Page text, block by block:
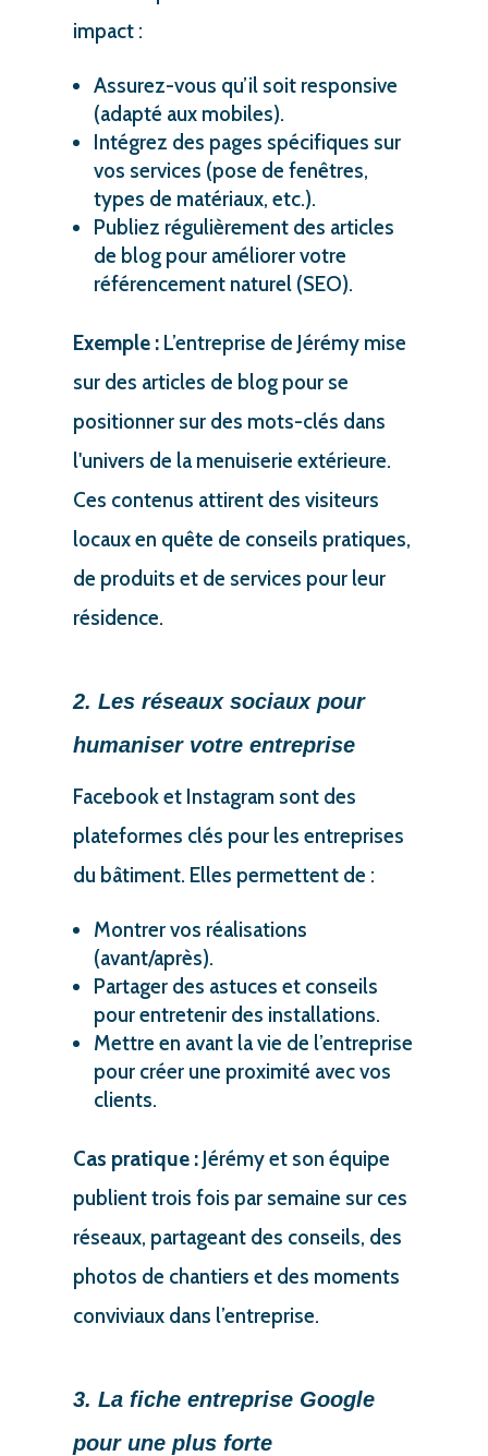
impact :
Assurez-vous qu’il soit responsive
(adapté aux mobiles).
Intégrez des pages spécifiques sur
vos services (pose de fenêtres,
types de matériaux, etc.).
Publiez régulièrement des articles
de blog pour améliorer votre
référencement naturel (SEO).
Exemple :L’entreprise de Jérémy mise
sur des articles de blog pour se
positionner sur des mots-clés dans
l'univers de la menuiserie extérieure.
Ces contenus attirent des visiteurs
locaux en quête de conseils pratiques,
de produits et de services pour leur
résidence.
2. Les réseaux sociaux pour
humaniser votre entreprise
Facebook et Instagram sont des
plateformes clés pour les entreprises
du bâtiment. Elles permettent de :
Montrer vos réalisations
(avant/après).
Partager des astuces et conseils
pour entretenir des installations.
Mettre en avant la vie de l’entreprise
pour créer une proximité avec vos
clients.
Cas pratique :Jérémy et son équipe
publient trois fois par semaine sur ces
réseaux, partageant des conseils, des
photos de chantiers et des moments
conviviaux dans l’entreprise.
3. La fiche entreprise Google
pour une plus forte